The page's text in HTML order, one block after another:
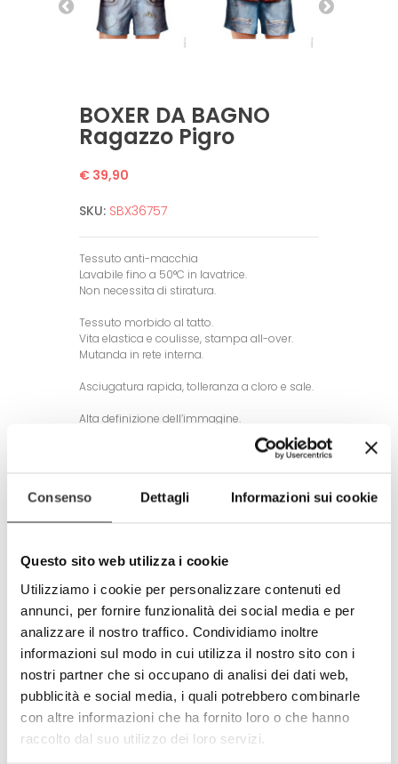
Consenso Dettagli Informazioni sui cookie
Questo sito web utilizza i cookie
Utilizziamo i cookie per personalizzare contenuti ed
annunci, per fornire funzionalità dei social media e per
analizzare il nostro traffico. Condividiamo inoltre
informazioni sul modo in cui utilizza il nostro sito con i
nostri partner che si occupano di analisi dei dati web,
pubblicità e social media, i quali potrebbero combinarle
con altre informazioni che ha fornito loro o che hanno
raccolto dal suo utilizzo dei loro servizi.
BOXER DA BAGNO
Ragazzo Pigro
€ 39,90
SKU: SBX36757
Tessuto anti-macchia
Lavabile fino a 50°C in lavatrice.
Non necessita di stiratura.
Tessuto morbido al tatto.
Vita elastica e coulisse, stampa all-over.
Mutanda in rete interna.
Asciugatura rapida, tolleranza a cloro e sale.
Alta definizione dell’immagine.
Garantito per un alto numero di lavaggi
grazie a tecniche di stampa all’avanguardia.
• SMALL (misura della vita 76-89 cm / 30-35
• LARGE (misura vita 100-110 cm / 40-43
• EXTRA-LARGE (misura vita 110-120 cm / 43-
47 pollici)
Rispetta tutti gli standard europei.
Prodotto completamente in Italia
100% made in Italy
© Modello e disegno registrato.